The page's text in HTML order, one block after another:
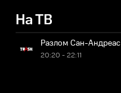
На ТВ
Разлом Сан-Андреас
20:20 - 22:11